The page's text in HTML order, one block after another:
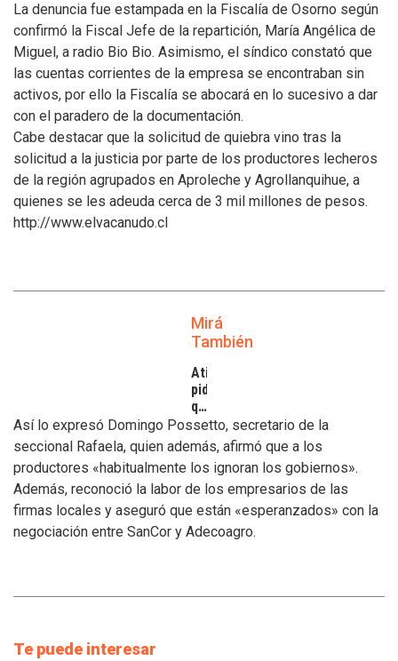
La denuncia fue estampada en la Fiscalía de Osorno según
confirmó la Fiscal Jefe de la repartición, María Angélica de
Miguel, a radio Bio Bio. Asimismo, el síndico constató que
las cuentas corrientes de la empresa se encontraban sin
activos, por ello la Fiscalía se abocará en lo sucesivo a dar
con el paradero de la documentación.
Cabe destacar que la solicitud de quiebra vino tras la
solicitud a la justicia por parte de los productores lecheros
de la región agrupados en Aproleche y Agrollanquihue, a
quienes se les adeuda cerca de 3 mil millones de pesos.
http://www.elvacanudo.cl
Mirá
También
Atilra
pide
que
se
atiendan
inconvenientes
de
los
tamberos
Así lo expresó Domingo Possetto, secretario de la
seccional Rafaela, quien además, afirmó que a los
productores «habitualmente los ignoran los gobiernos».
Además, reconoció la labor de los empresarios de las
firmas locales y aseguró que están «esperanzados» con la
negociación entre SanCor y Adecoagro.
Te puede interesar